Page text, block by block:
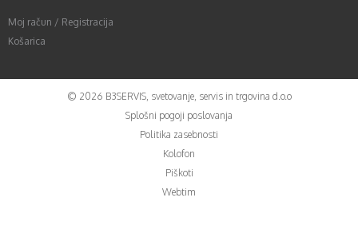
Moj račun / Registracija
Košarica
© 2026 B3SERVIS, svetovanje, servis in trgovina d.o.o
Splošni pogoji poslovanja
Politika zasebnosti
Kolofon
Piškoti
Webtim